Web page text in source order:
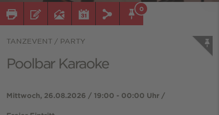
0
TANZEVENT / PARTY
Poolbar Karaoke
Mittwoch, 26.08.2026 / 19:00 - 00:00 Uhr /